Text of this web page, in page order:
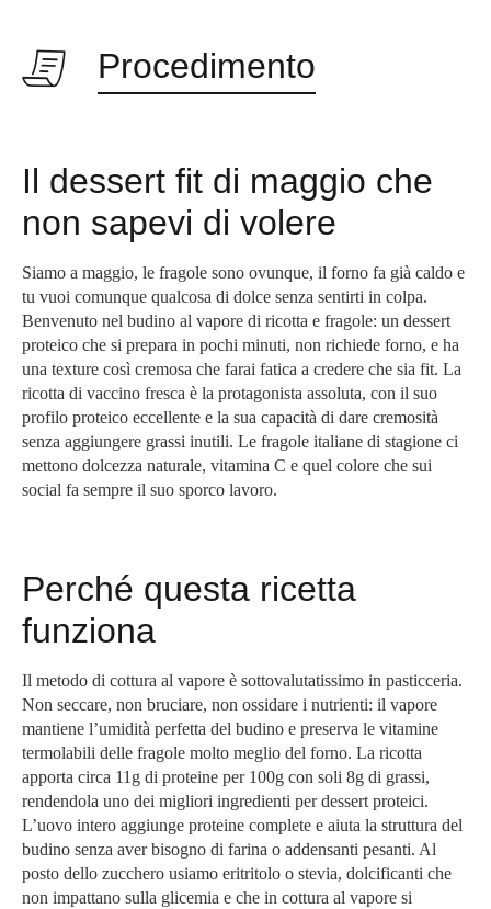
Procedimento
Il dessert fit di maggio che
non sapevi di volere
Siamo a maggio, le fragole sono ovunque, il forno fa già caldo e
tu vuoi comunque qualcosa di dolce senza sentirti in colpa.
Benvenuto nel budino al vapore di ricotta e fragole: un dessert
proteico che si prepara in pochi minuti, non richiede forno, e ha
una texture così cremosa che farai fatica a credere che sia fit. La
ricotta di vaccino fresca è la protagonista assoluta, con il suo
profilo proteico eccellente e la sua capacità di dare cremosità
senza aggiungere grassi inutili. Le fragole italiane di stagione ci
mettono dolcezza naturale, vitamina C e quel colore che sui
social fa sempre il suo sporco lavoro.
Perché questa ricetta
funziona
Il metodo di cottura al vapore è sottovalutatissimo in pasticceria.
Non seccare, non bruciare, non ossidare i nutrienti: il vapore
mantiene l’umidità perfetta del budino e preserva le vitamine
termolabili delle fragole molto meglio del forno. La ricotta
apporta circa 11g di proteine per 100g con soli 8g di grassi,
rendendola uno dei migliori ingredienti per dessert proteici.
L’uovo intero aggiunge proteine complete e aiuta la struttura del
budino senza aver bisogno di farina o addensanti pesanti. Al
posto dello zucchero usiamo eritritolo o stevia, dolcificanti che
non impattano sulla glicemia e che in cottura al vapore si